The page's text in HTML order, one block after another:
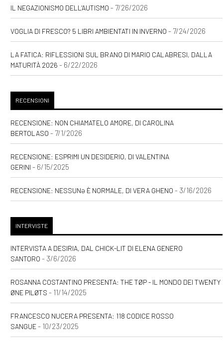
IL NEGAZIONISMO DELL'AUTISMO - 7/26/2026
VOGLIA DI FRESCO? 5 LIBRI AMBIENTATI IN INVERNO - 7/24/2026
LA FATICA: RIFLESSIONI SUL BRANO DI MARIO CALABRESI, DALLA
MATURITÀ 2026 - 6/22/2026
RECENSIONI
RECENSIONE: NON CHIAMATELO AMORE, DI CAROLINA
BERTOLASO - 7/1/2026
RECENSIONE: ESPRIMI UN DESIDERIO, DI VALENTINA
GERINI - 6/15/2025
RECENSIONE: NESSUNƏ È NORMALE, DI VERA GHENO - 3/16/2026
INTERVISTE
INTERVISTA A DESIRIA, DAL CHICK-LIT DI ELENA GENERO
SANTORO - 3/6/2026
ROSANNA COSTANTINO PRESENTA: THE TØP - IL MONDO DEI TWENTY
ØNE PILØTS - 11/14/2025
FRANCESCO NUCERA PRESENTA: 118 CODICE ROSSO
SANGUE- 10/23/2025